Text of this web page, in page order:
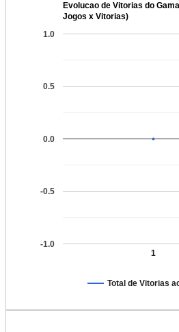
Evolucao de Vitorias do
Jogos x Vitorias)
Total de Vitorias
1
-1.0
-0.5
0.0
0.5
1.0